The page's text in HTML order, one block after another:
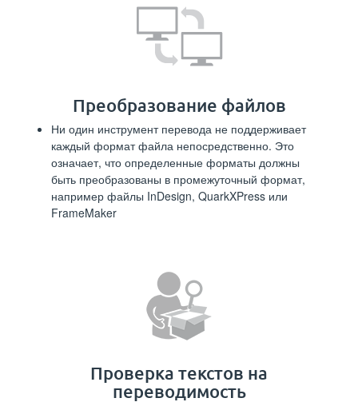
Преобразование файлов
Ни один инструмент перевода не поддерживает
каждый формат файла непосредственно. Это
означает, что определенные форматы должны
быть преобразованы в промежуточный формат,
например файлы InDesign, QuarkXPress или
FrameMaker
Проверка текстов на
переводимость